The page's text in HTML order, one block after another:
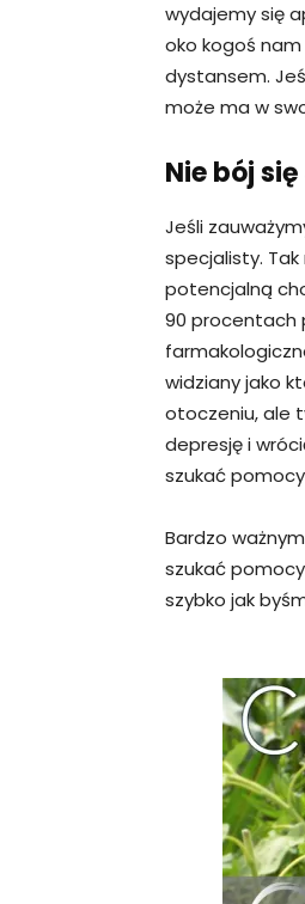
wydajemy się
oko kogoś
dystansem.
może ma w
Nie bój
Jeśli
specjalisty.
potencjalną
90 procentach
widziany jako
otoczeniu, ale
depresję i
szukać
Bardzo
szukać
szybko jak